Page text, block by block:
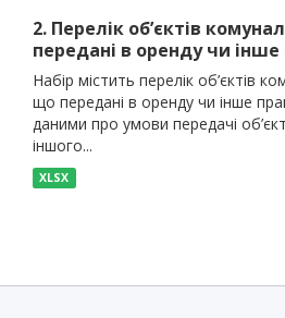
2. Перелік об’єктів
передані в оренду чи інше
Набір містить перелік об’єктів
що передані в оренду чи інше
даними про умови передачі
іншого...
XLSX